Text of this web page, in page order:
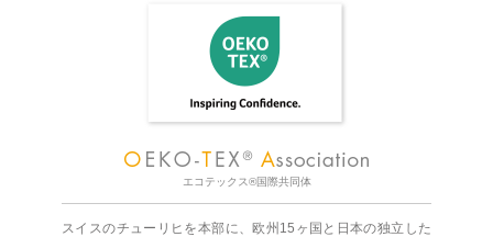
エコテックス®国際共同体
スイスのチューリヒを本部に、欧州15ヶ国と日本の独立した